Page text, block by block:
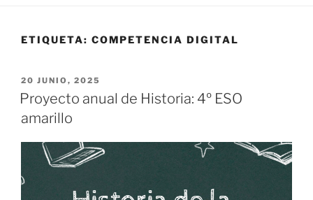
ETIQUETA: COMPETENCIA DIGITAL
PUBLICADO
EL
20 JUNIO, 2025
Proyecto anual de Historia: 4º ESO
amarillo